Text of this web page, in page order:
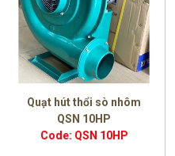
Quạt hút thổi sò nhôm
QSN 10HP
Code: QSN 10HP